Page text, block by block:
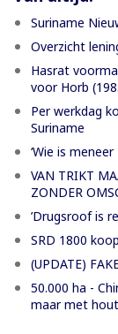
Suriname
Overzicht
Hasrat
voor Horb
Per werkdag
Suriname
‘Wie is meneer
VAN TRIKT
ZONDER
’Drugsroof is
SRD 1800
(UPDATE)
50.000 ha -
maar met